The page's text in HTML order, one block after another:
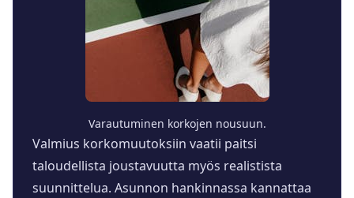
Varautuminen korkojen nousuun.
Valmius korkomuutoksiin vaatii paitsi
taloudellista joustavuutta myös realistista
suunnittelua. Asunnon hankinnassa kannattaa